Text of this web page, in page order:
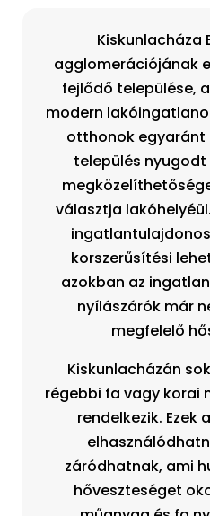
Kiskunlacháza
agglomerációjának
fejlődő települése,
modern
otthonok
település nyugodt
választja
korszerűsítési
azokban az
nyílászárók már
megfelelő
Kiskunlacházán
régebbi fa vagy korai
rendelkezik. Ezek
záródhatnak, ami
hőveszteséget